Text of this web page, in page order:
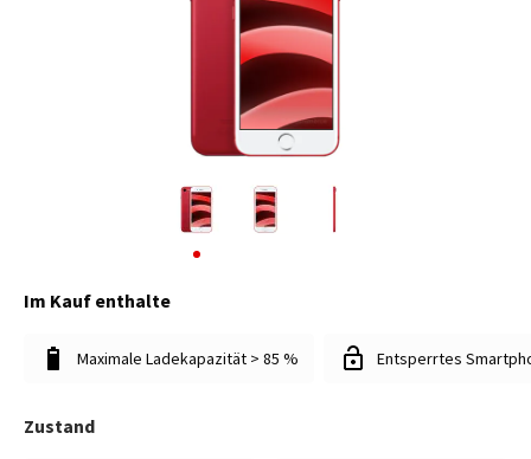
Im Kauf enthalte
Maximale Ladekapazität > 85 % Entsperrtes
Zustand